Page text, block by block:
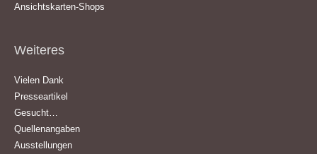
Ansichtskarten-Shops
Weiteres
Vielen Dank
Presseartikel
Gesucht…
Quellenangaben
Ausstellungen